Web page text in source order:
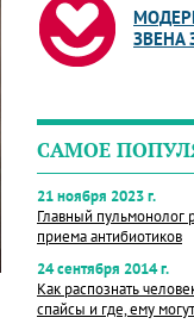
ЗВЕНА
САМОЕ
21 ноября 2023 г.
Главный пульмонолог
приема антибиотиков
24 сентября 2014 г.
Как распознать
спайсы и где, ему